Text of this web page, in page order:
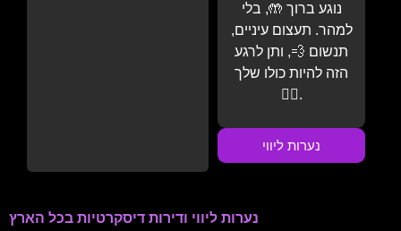
נוגע ברוך 🤲, בלי
למהר. תעצום עיניים,
תנשום 💨, ותן לרגע
הזה להיות כולו שלך
💆‍♂️.
נערות ליווי
נערות ליווי ודירות דיסקרטיות בכל הארץ